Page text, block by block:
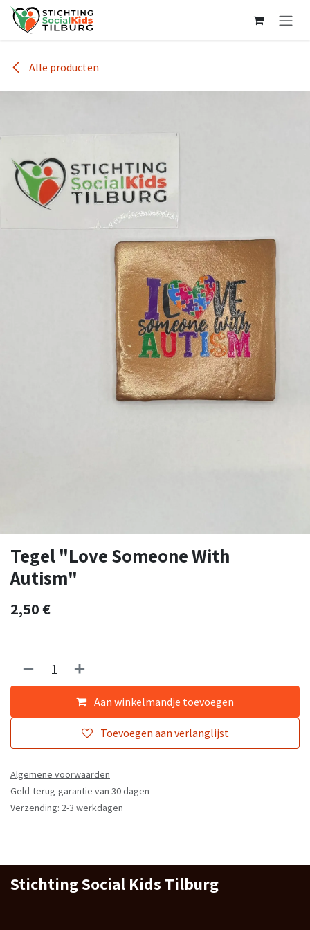
Overslaan naar inhoud
Alle producten
Tegel "Love Someone With
Autism"
2,50€
Aan winkelmandje toevoegen
Toevoegen aan verlanglijst
Algemene voorwaarden
Geld-terug-garantie van 30 dagen
Verzending: 2-3 werkdagen
Stichting Social Kids Tilburg